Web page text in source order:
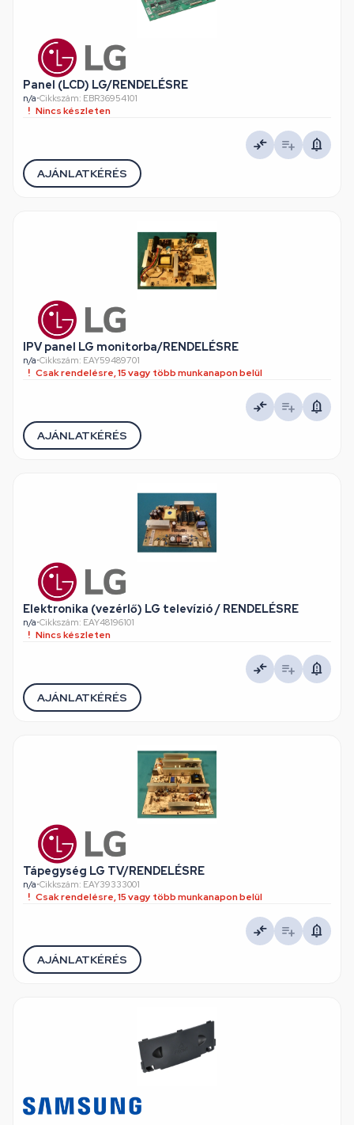
Panel (LCD) LG/RENDELÉSRE
n/a•Cikkszám: EBR36954101
Nincs készleten
AJÁNLATKÉRÉS
IPV panel LG monitorba/RENDELÉSRE
n/a•Cikkszám: EAY59489701
Csak rendelésre, 15 vagy több munkanapon belül
AJÁNLATKÉRÉS
Elektronika (vezérlő) LG televízió / RENDELÉSRE
n/a•Cikkszám: EAY48196101
Nincs készleten
AJÁNLATKÉRÉS
Tápegység LG TV/RENDELÉSRE
n/a•Cikkszám: EAY39333001
Csak rendelésre, 15 vagy több munkanapon belül
AJÁNLATKÉRÉS